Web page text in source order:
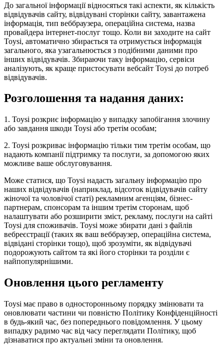
До загальної інформації відносяться такі аспекти, як кількість
відвідувачів сайту, відвідувані сторінки сайту, завантажена
інформація, тип веббраузера, операційна система, назва
провайдера інтернет-послуг тощо. Коли ви заходите на сайт
Toysi, автоматично збирається та отримується інформація
загального, яка узагальнюється з подібними даними про
інших відвідувачів. Збираючи таку інформацію, сервіси
аналізують, як краще пристосувати вебсайт Toysi до потреб
відвідувачів.
Розголошення та надання даних:
1. Toysi розкриє інформацію у випадку запобігання злочину
або завдання шкоди Toysi або третім особам;
2. Toysi розкриває інформацію тільки тим третім особам, що
надають компанії підтримку та послуги, за допомогою яких
можливе ваше обслуговування.
Може статися, що Toysi надасть загальну інформацію про
наших відвідувачів (наприклад, відсоток відвідувачів сайту
жіночої та чоловічої статі) рекламним агенціям, бізнес-
партнерам, спонсорам та іншим третім сторонам, щоб
налаштувати або розширити зміст, рекламу, послуги на сайті
Toysi для споживачів. Toysi може збирати дані з файлів
вебреєстрації (таких як ваш веббраузер, операційна система,
відвідані сторінки тощо), щоб зрозуміти, як відвідувачі
подорожують сайтом та які його сторінки та розділи є
найпопулярнішими.
Оновлення цього регламенту
Toysi має право в односторонньому порядку змінювати та
оновлювати частини чи повністю Політику Конфіденційності
в будь-який час, без попереднього повідомлення. У цьому
випадку радимо час від часу переглядати Політику, щоб
дізнаватися про актуальні зміни та оновлення.